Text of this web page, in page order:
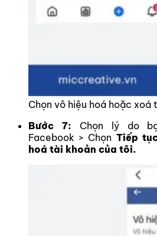
Chọn vô hiệu hoá hoặc xoá
Bước 7: Chọn lý do
Facebook > Chọn Tiếp
hoá tài khoản của tôi.